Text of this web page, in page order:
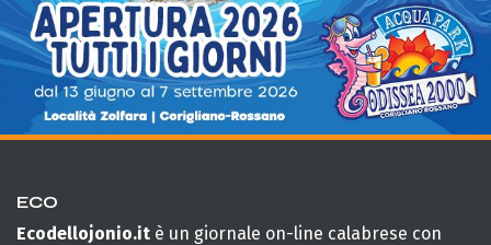
ECO
Ecodellojonio.it è un giornale on-line calabrese con